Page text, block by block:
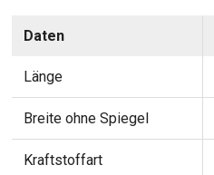
Daten
Länge
Breite ohne Spiegel
Kraftstoffart